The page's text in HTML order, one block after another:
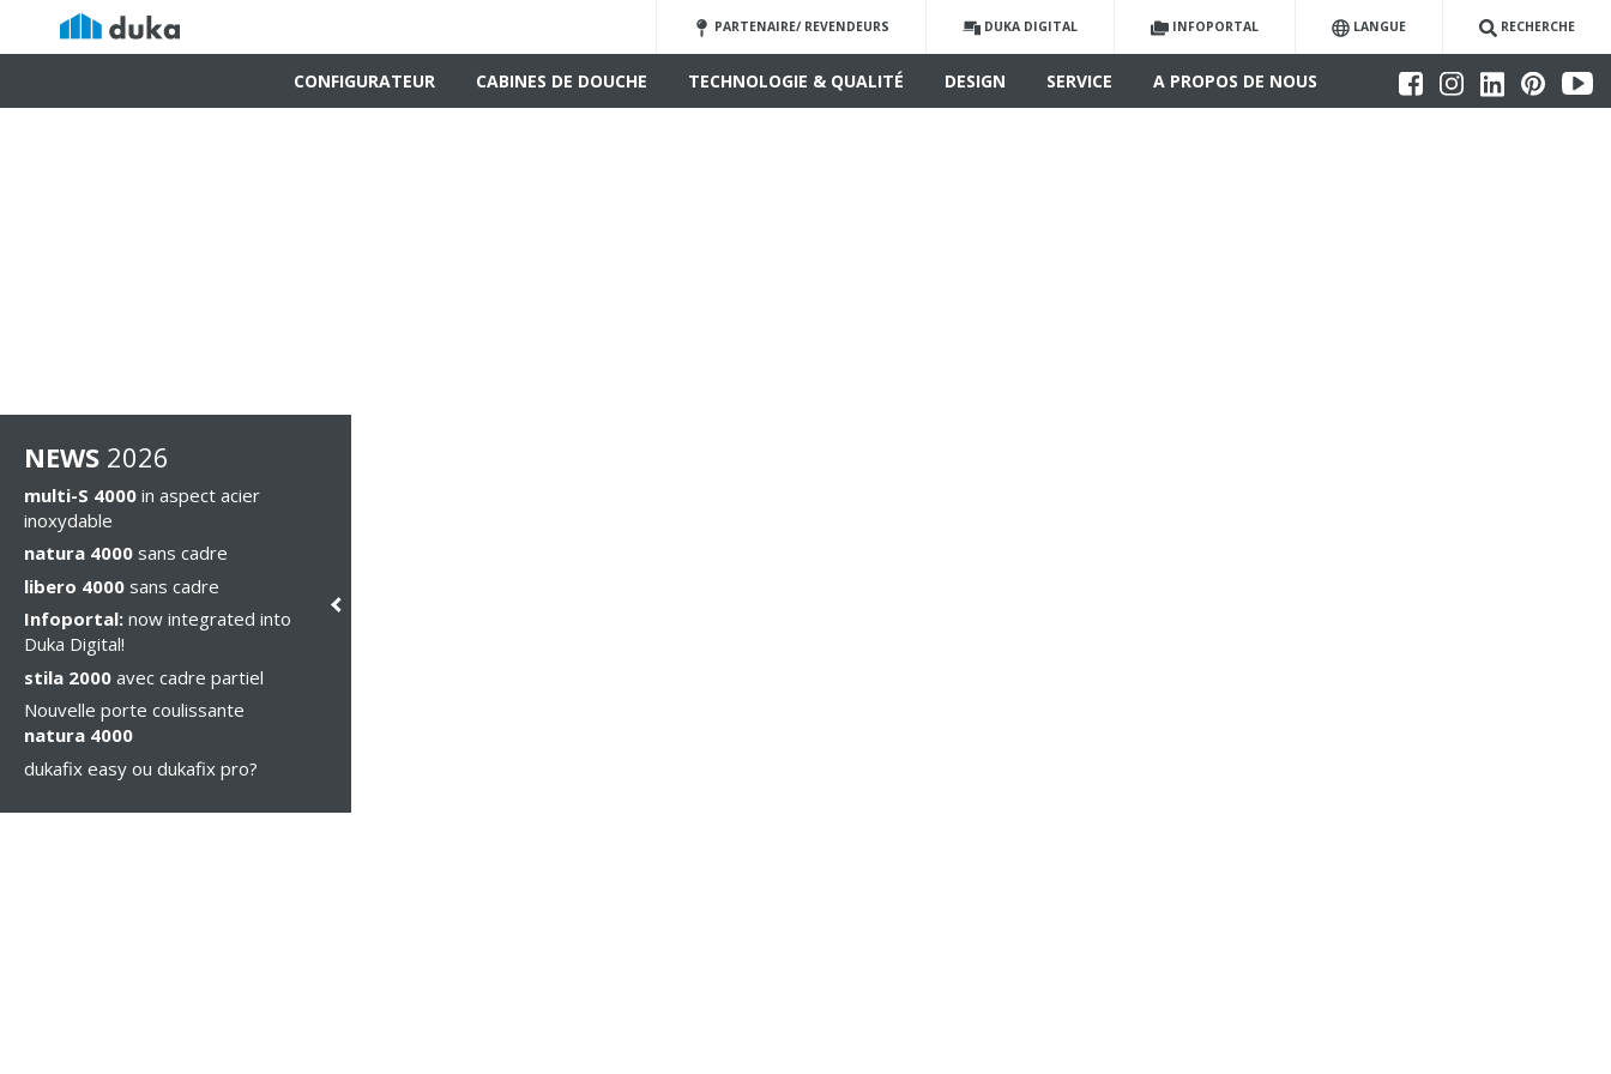
PARTENAIRE/ REVENDEURS DUKA DIGITAL INFOPORTAL LANGUE RECHERCHE
CONFIGURATEUR CABINES DE DOUCHE TECHNOLOGIE & QUALITÉ DESIGN SERVICE A PROPOS DE NOUS
NEWS 2026
multi-S 4000 in aspect acier
inoxydable
natura 4000 sans cadre
libero 4000 sans cadre
Infoportal: now integrated into
Duka Digital!
stila 2000 avec cadre partiel
Nouvelle porte coulissante
natura 4000
dukafix easy ou dukafix pro?